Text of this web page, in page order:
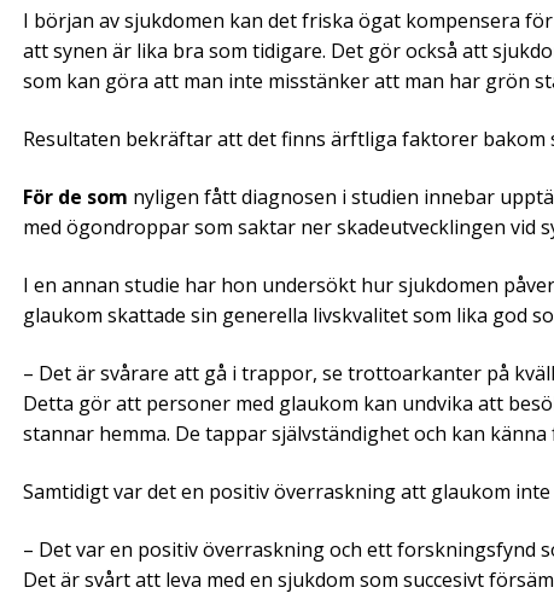
I början av sjukdomen kan det friska ögat kompensera
att synen är lika bra som tidigare. Det gör också att
som kan göra att man inte misstänker att man har grön
Resultaten bekräftar att det finns ärftliga faktorer bakom
För de som nyligen fått diagnosen i studien innebar
med ögondroppar som saktar ner skadeutvecklingen vid
I en annan studie har hon undersökt hur sjukdomen
glaukom skattade sin generella livskvalitet som lika god
– Det är svårare att gå i trappor, se trottoarkanter på
Detta gör att personer med glaukom kan undvika att
stannar hemma. De tappar självständighet och kan
Samtidigt var det en positiv överraskning att glaukom
– Det var en positiv överraskning och ett forskningsfynd
Det är svårt att leva med en sjukdom som succesivt